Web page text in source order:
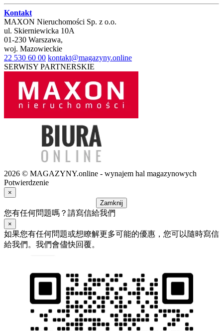
Kontakt
MAXON Nieruchomości Sp. z o.o.
ul. Skierniewicka 10A
01-230 Warszawa,
woj. Mazowieckie
22 530 60 00 kontakt@magazyny.online
SERWISY PARTNERSKIE
2026 © MAGAZYNY.online - wynajem hal magazynowych
Potwierdzenie
×
Zamknij
您有任何問題嗎？請寫信給我們
×
如果您有任何問題或想瞭解更多可能的優惠，您可以隨時寫信
給我們。我們會儘快回覆。